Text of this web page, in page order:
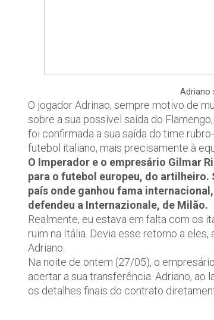
Adriano
O jogador Adrinao, sempre motivo de
sobre a sua possível saída do
foi confirmada a sua saída do time
futebol italiano, mais precisamente à
O Imperador e o empresário Gilmar
para o futebol europeu, do
país onde ganhou fama
defendeu a Internazionale, de Milão.
Realmente, eu estava em falta com os
ruim na Itália. Devia esse retorno a
Adriano.
Na noite de ontem (27/05), o
acertar a sua transferência. Adriano, ao
os detalhes finais do contrato